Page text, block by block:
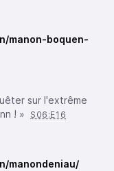
manon-boquen-
sur l'extrême
! »
S06:E16
manondeniau/